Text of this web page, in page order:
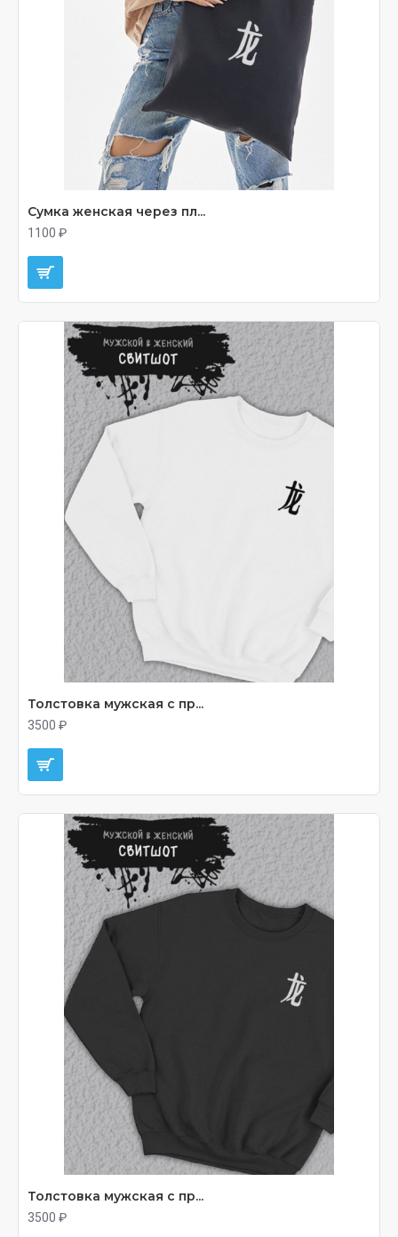
Сумка женская через пл...
1100 ₽
Толстовка мужская с пр...
3500 ₽
Толстовка мужская с пр...
3500 ₽